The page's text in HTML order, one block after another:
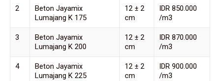
2
Beton Jayamix
Lumajang K 175
12 ± 2
cm
IDR 850.000
/m3
3
Beton Jayamix
Lumajang K 200
12 ± 2
cm
IDR 870.000
/m3
4
Beton Jayamix
Lumajang K 225
12 ± 2
cm
IDR 900.000
/m3